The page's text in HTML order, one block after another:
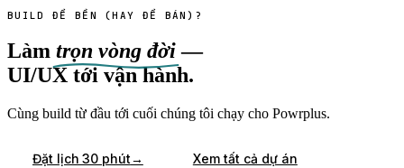
BUILD ĐỂ BỀN (HAY ĐỂ BÁN)?
Làm trọn vòng đời—
UI/UX tới vận hành.
Cùng build từ đầu tới cuối chúng tôi chạy cho Powrplus.
Đặt lịch 30 phút→ Xem tất cả dự án